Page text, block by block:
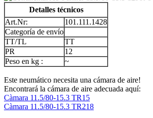
Detalles técnicos
Art.Nr:
101.111.1428
Categoría de envío
TT/TL
TT
PR
12
Peso en kg :
~
Este neumático necesita una cámara de aire!
Encontrará la cámara de aire adecuada aquí:
Càmara 11.5/80-15.3 TR15
Càmara 11.5/80-15.3 TR218